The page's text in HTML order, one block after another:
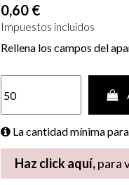
0,60 €
Impuestos incluidos
Rellena los campos del
La cantidad mínima
Haz click aquí,para